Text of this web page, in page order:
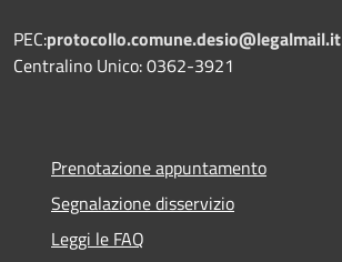
PEC:protocollo.comune.desio@legalmail.it
Centralino Unico: 0362-3921
Prenotazione appuntamento
Segnalazione disservizio
Leggi le FAQ